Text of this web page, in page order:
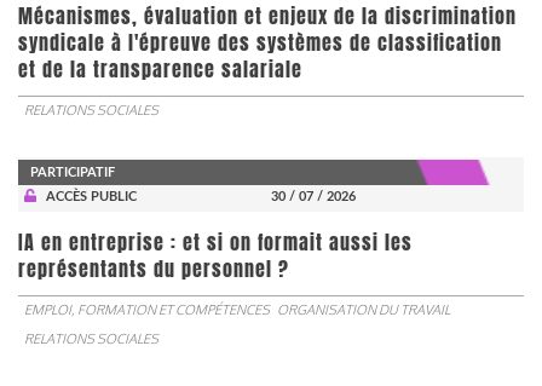
Mécanismes, évaluation et enjeux de la discrimination
syndicale à l'épreuve des systèmes de classification
et de la transparence salariale
RELATIONS SOCIALES
PARTICIPATIF
ACCÈS PUBLIC
30 / 07 / 2026
IA en entreprise : et si on formait aussi les
représentants du personnel ?
EMPLOI, FORMATION ET COMPÉTENCES ORGANISATION DU TRAVAIL
RELATIONS SOCIALES